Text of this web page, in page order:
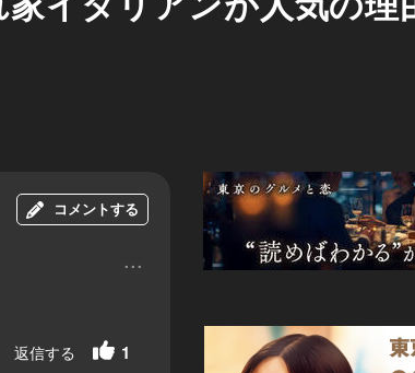
コメントする
...
1
返信する